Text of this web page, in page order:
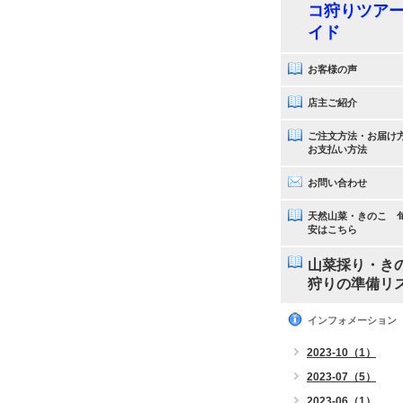
コ狩りツア
イド
お客様の声
店主ご紹介
ご注文方法・お届け
お支払い方法
お問い合わせ
天然山菜・きのこ
安はこちら
山菜採り・き
狩りの準備リ
インフォメーション
2023-10（1）
2023-07（5）